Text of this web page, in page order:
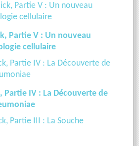
Partie V : Un nouveau
cellulaire
Partie IV : La Découverte de